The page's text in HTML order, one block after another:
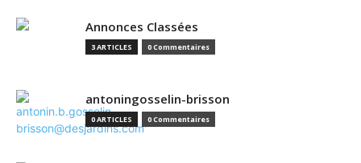
Annonces Classées
3 ARTICLES 0 Commentaires
antoningosselin-brisson
0 ARTICLES 0 Commentaires